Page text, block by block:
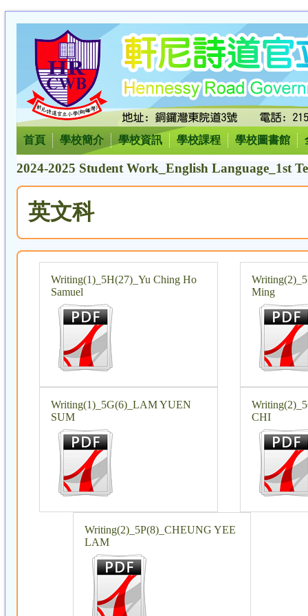
首頁 學校簡介 學校資訊 學校課程 學校圖書館
2024-2025 Student Work_English Language_1st
英文科
Writing(1)_5H(27)_Yu Ching Ho
Samuel
Ming
Writing(1)_5G(6)_LAM YUEN
SUM
CHI
Writing(2)_5P(8)_CHEUNG YEE
LAM